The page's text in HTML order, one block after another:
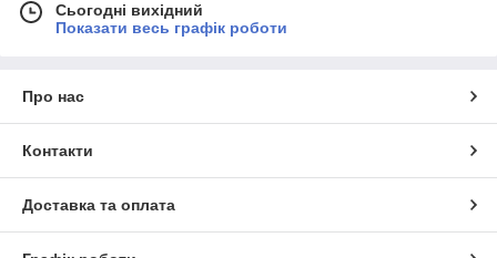
Сьогодні вихідний
Показати весь графік роботи
Про нас
Контакти
Доставка та оплата